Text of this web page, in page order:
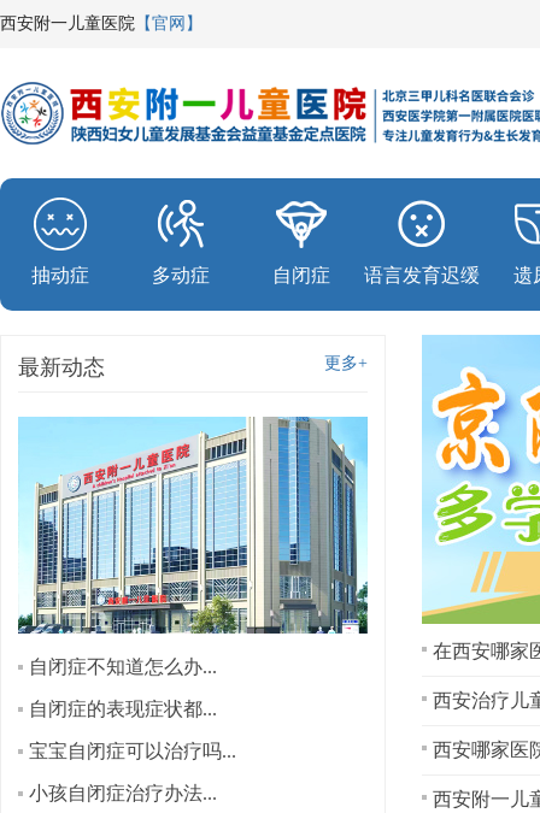
西安附一儿童医院 【官网】
抽动症 多动症 自闭症 语言发育迟缓 遗
更多+
最新动态
自闭症不知道怎么办...
自闭症的表现症状都...
宝宝自闭症可以治疗吗...
小孩自闭症治疗办法...
在西安哪家
西安治疗儿
西安附一儿